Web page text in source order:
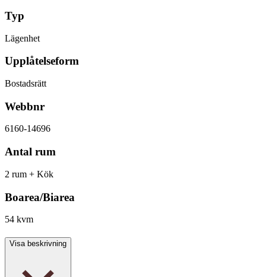
Typ
Lägenhet
Upplåtelseform
Bostadsrätt
Webbnr
6160-14696
Antal rum
2 rum + Kök
Boarea/Biarea
54 kvm
Visa beskrivning